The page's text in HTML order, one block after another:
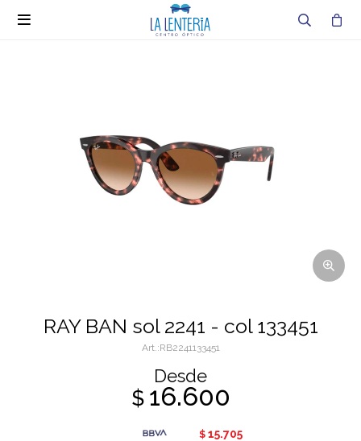

RAY BAN sol 2241 - col 133451
RB2241133451
Desde
$ 16.600
$ 15.705